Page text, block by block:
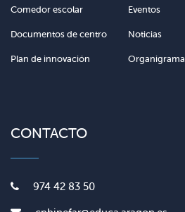
Comedor escolar Eventos
Documentos de centro Noticias
Plan de innovación Organigrama
CONTACTO
974 42 83 50